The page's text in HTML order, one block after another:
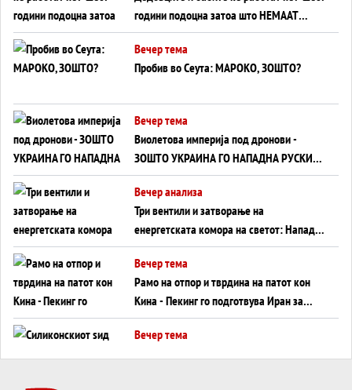
години подоцна затоа што НЕМААТ
ВНУЦИ ДА ГИ ЗАМЕНАТ
Вечер тема
Пробив во Сеута: МАРОКО, ЗОШТО?
Вечер тема
Виолетова империја под дронови -
ЗОШТО УКРАИНА ГО НАПАДНА РУСКИОТ
WILDBERRIES
Вечер анализа
Три вентили и затворање на
енергетската комора на светот: Нападот
во Суец најавува глобален енергетски
инфаркт?
Вечер тема
Рамо на отпор и тврдина на патот кон
Кина - Пекинг го подготвува Иран за
американска копнена инвазија
Вечер тема